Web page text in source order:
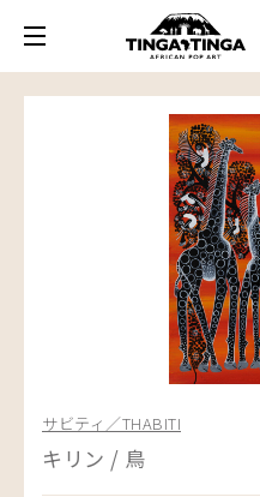
サビティ／THABITI
キリン / 鳥